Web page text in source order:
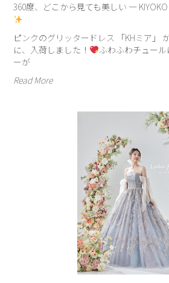
360度、どこから見ても美しい — KIYOKO
ピンクのグリッタードレス 「KHミア」
に、入荷しました！
ふわふわチュー
ーが
Read More